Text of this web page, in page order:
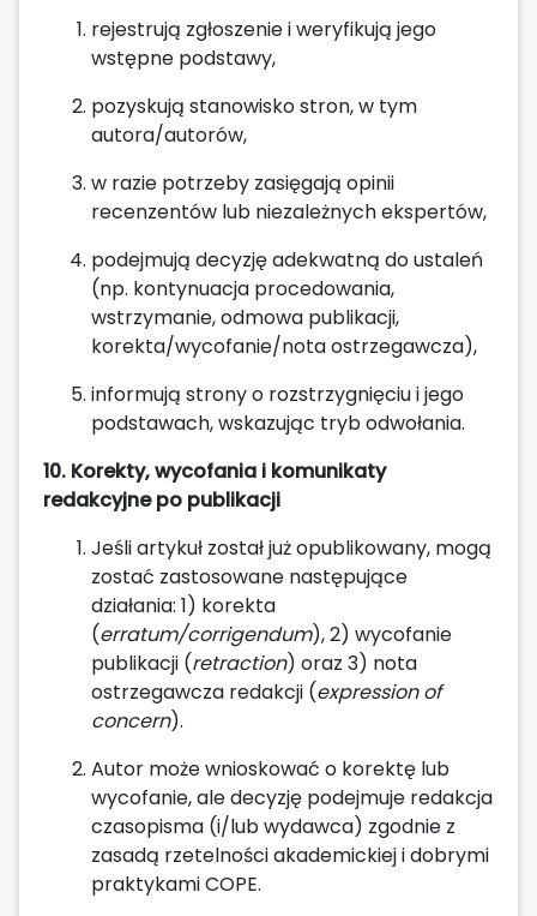
rejestrują zgłoszenie i weryfikują jego
wstępne podstawy,
pozyskują stanowisko stron, w tym
autora/autorów,
w razie potrzeby zasięgają opinii
recenzentów lub niezależnych ekspertów,
podejmują decyzję adekwatną do ustaleń
(np. kontynuacja procedowania,
wstrzymanie, odmowa publikacji,
korekta/wycofanie/nota ostrzegawcza),
informują strony o rozstrzygnięciu i jego
podstawach, wskazując tryb odwołania.
10. Korekty, wycofania i komunikaty
redakcyjne po publikacji
Jeśli artykuł został już opublikowany, mogą
zostać zastosowane następujące
działania: 1) korekta
(erratum/corrigendum), 2) wycofanie
publikacji (retraction) oraz 3) nota
ostrzegawcza redakcji (expression of
concern).
Autor może wnioskować o korektę lub
wycofanie, ale decyzję podejmuje redakcja
czasopisma (i/lub wydawca) zgodnie z
zasadą rzetelności akademickiej i dobrymi
praktykami COPE.